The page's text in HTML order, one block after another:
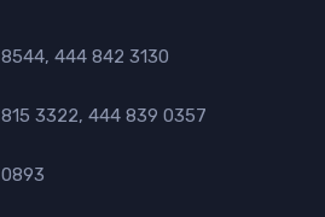
444 842 3130
3322, 444 839 0357